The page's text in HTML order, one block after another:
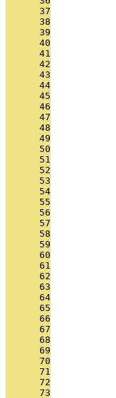
      37
      38
      39
      40
      41
      42
      43
      44
      45
      46
      47
      48
      49
      50
      51
      52
      53
      54
      55
      56
      57
      58
      59
      60
      61
      62
      63
      64
      65
      66
      67
      68
      69
      70
      71
      72
      73